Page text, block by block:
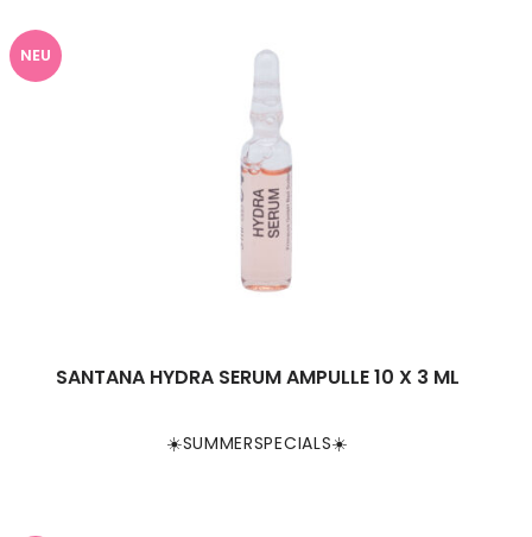
NEU
☀️SUMMERSPECIALS☀️
SANTANA HYDRA SERUM AMPULLE 10 X 3 ML